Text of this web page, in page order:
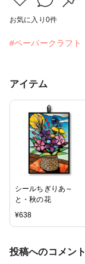
お気に入り 0件
#ペーパークラフト
アイテム
シールちぎりあ～
と・秋の花
¥638
投稿へのコメント